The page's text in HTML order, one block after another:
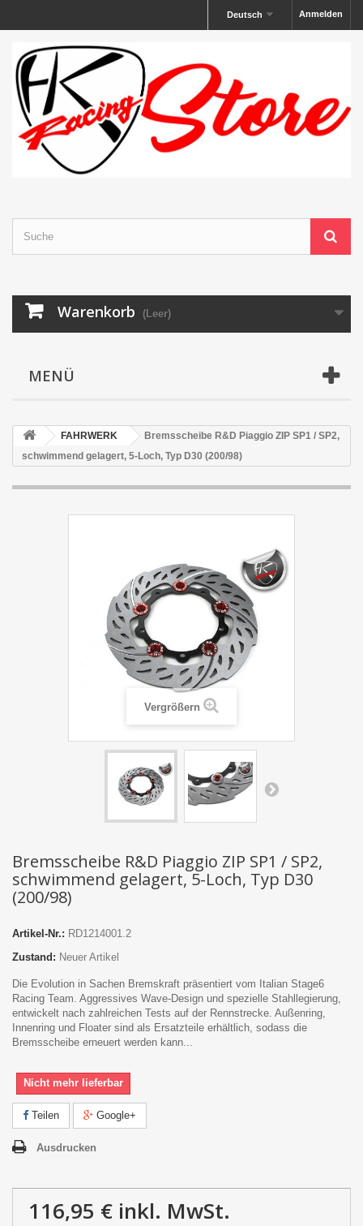
Anmelden
Deutsch
Warenkorb (Leer)
MENÜ
FAHRWERK
Bremsscheibe R&D Piaggio ZIP SP1 / SP2,
schwimmend gelagert, 5-Loch, Typ D30 (200/98)
Vergrößern
Bremsscheibe R&D Piaggio ZIP SP1 / SP2,
schwimmend gelagert, 5-Loch, Typ D30
(200/98)
Artikel-Nr.: RD1214001.2
Zustand: Neuer Artikel
Die Evolution in Sachen Bremskraft präsentiert vom Italian Stage6
Racing Team. Aggressives Wave-Design und spezielle Stahllegierung,
entwickelt nach zahlreichen Tests auf der Rennstrecke. Außenring,
Innenring und Floater sind als Ersatzteile erhältlich, sodass die
Bremsscheibe erneuert werden kann...
Nicht mehr lieferbar
Teilen Google+
Ausdrucken
116,95 € inkl. MwSt.